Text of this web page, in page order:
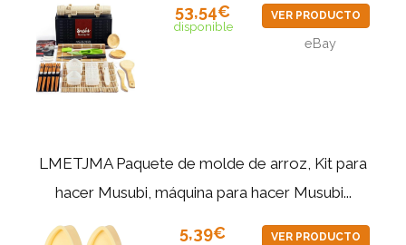
53,54€
disponible
VER PRODUCTO
eBay
LMETJMA Paquete de molde de arroz, Kit para
hacer Musubi, máquina para hacer Musubi...
5,39€ VER PRODUCTO